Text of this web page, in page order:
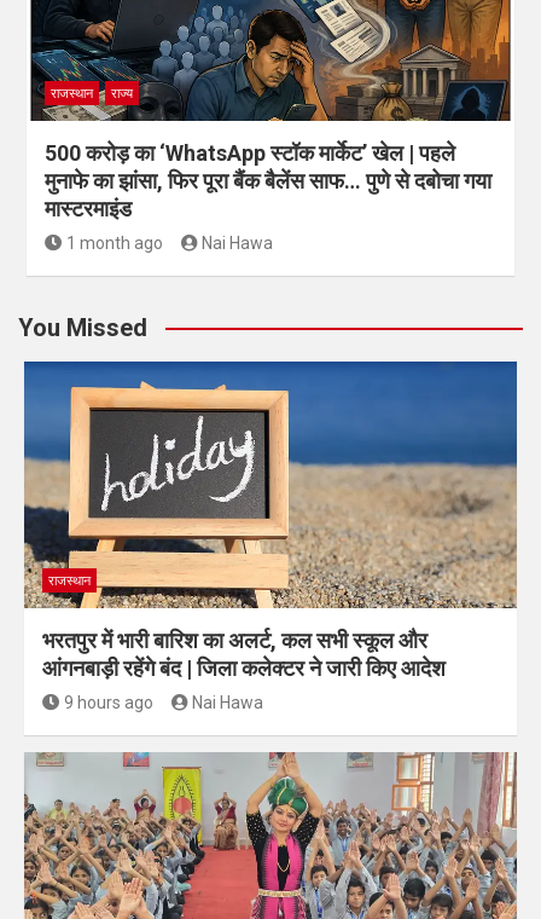
राजस्थान राज्य
500 करोड़ का ‘WhatsApp स्टॉक मार्केट’ खेल | पहले
मुनाफे का झांसा, फिर पूरा बैंक बैलेंस साफ… पुणे से दबोचा गया
मास्टरमाइंड
1 month ago Nai Hawa
You Missed
राजस्थान
भरतपुर में भारी बारिश का अलर्ट, कल सभी स्कूल और
आंगनबाड़ी रहेंगे बंद | जिला कलेक्टर ने जारी किए आदेश
9 hours ago Nai Hawa